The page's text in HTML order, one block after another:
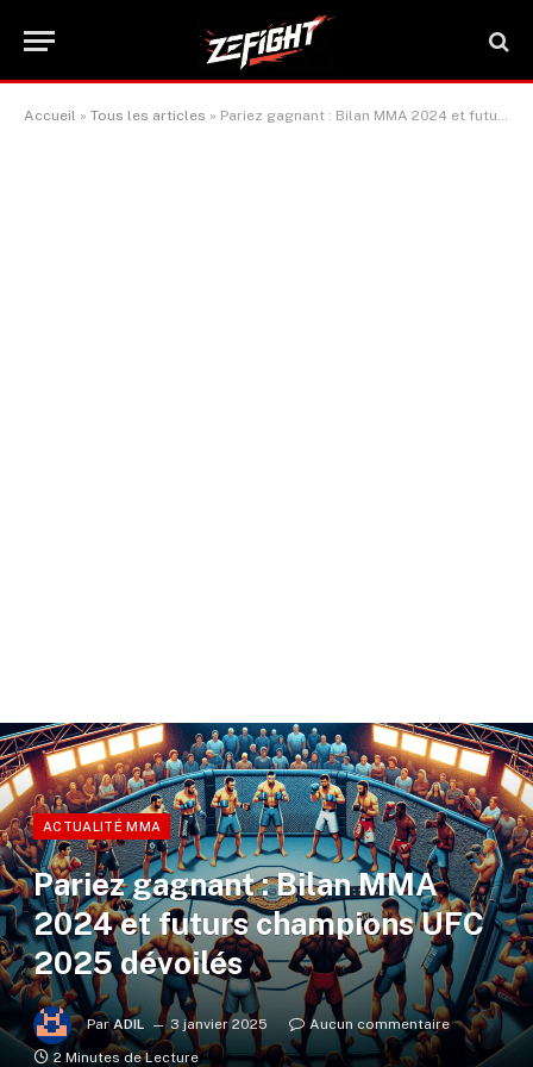
Accueil » Tous les articles » Pariez gagnant : Bilan MMA 2024 et futurs champions UFC 2025 dévoilés
ACTUALITÉ MMA
Pariez gagnant : Bilan MMA
2024 et futurs champions UFC
2025 dévoilés
Par ADIL 3 janvier 2025
Aucun commentaire
2 Minutes de Lecture